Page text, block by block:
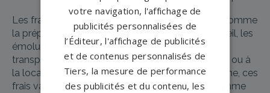
Les frais d’obsèques englobent divers services, comme
la préparation de la cérémonie, l’achat d’un cercueil, les
émoluments du maître de cérémonie, les frais de
transport, et parfois même les coûts liés à l’achat ou à
la location d’ une concession funéraire. En moyenne, ces
frais varient entre 3 000 et 10 000 euros, une somme
votre navigation, l'affichage de
publicités personnalisées de
l’Éditeur, l'affichage de publicités
et de contenus personnalisés de
Tiers, la mesure de performance
des publicités et du contenu, les